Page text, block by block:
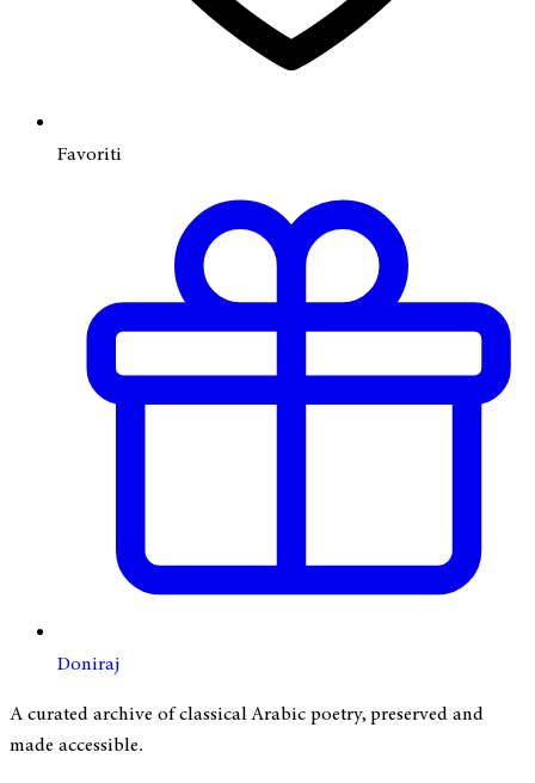
Favoriti
Doniraj
A curated archive of classical Arabic poetry, preserved and
made accessible.